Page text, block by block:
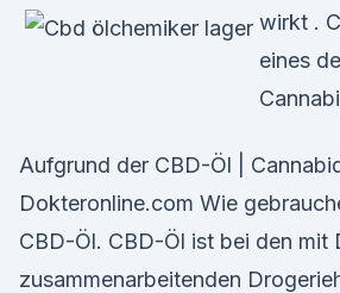
wirkt .
eines
Aufgrund der CBD-Öl |
Dokteronline.com Wie
CBD-Öl. CBD-Öl ist bei den mit
zusammenarbeitenden